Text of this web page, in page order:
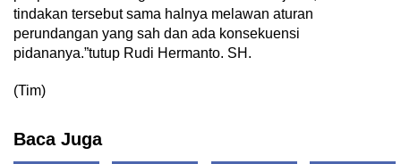
tindakan tersebut sama halnya melawan aturan
perundangan yang sah dan ada konsekuensi
pidananya.”tutup Rudi Hermanto. SH.
(Tim)
Baca Juga